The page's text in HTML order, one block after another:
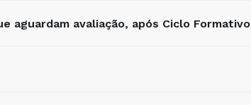
aguardam avaliação, após Ciclo Formativo